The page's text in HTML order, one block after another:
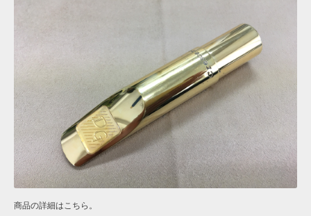
商品の詳細はこちら。